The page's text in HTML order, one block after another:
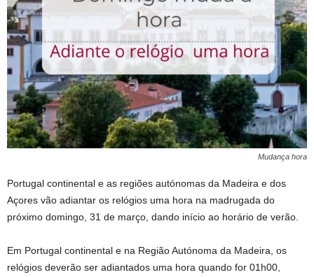
Mudança hora
Portugal continental e as regiões autónomas da Madeira e dos
Açores vão adiantar os relógios uma hora na madrugada do
próximo domingo, 31 de março, dando início ao horário de verão.
Em Portugal continental e na Região Autónoma da Madeira, os
relógios deverão ser adiantados uma hora quando for 01h00,